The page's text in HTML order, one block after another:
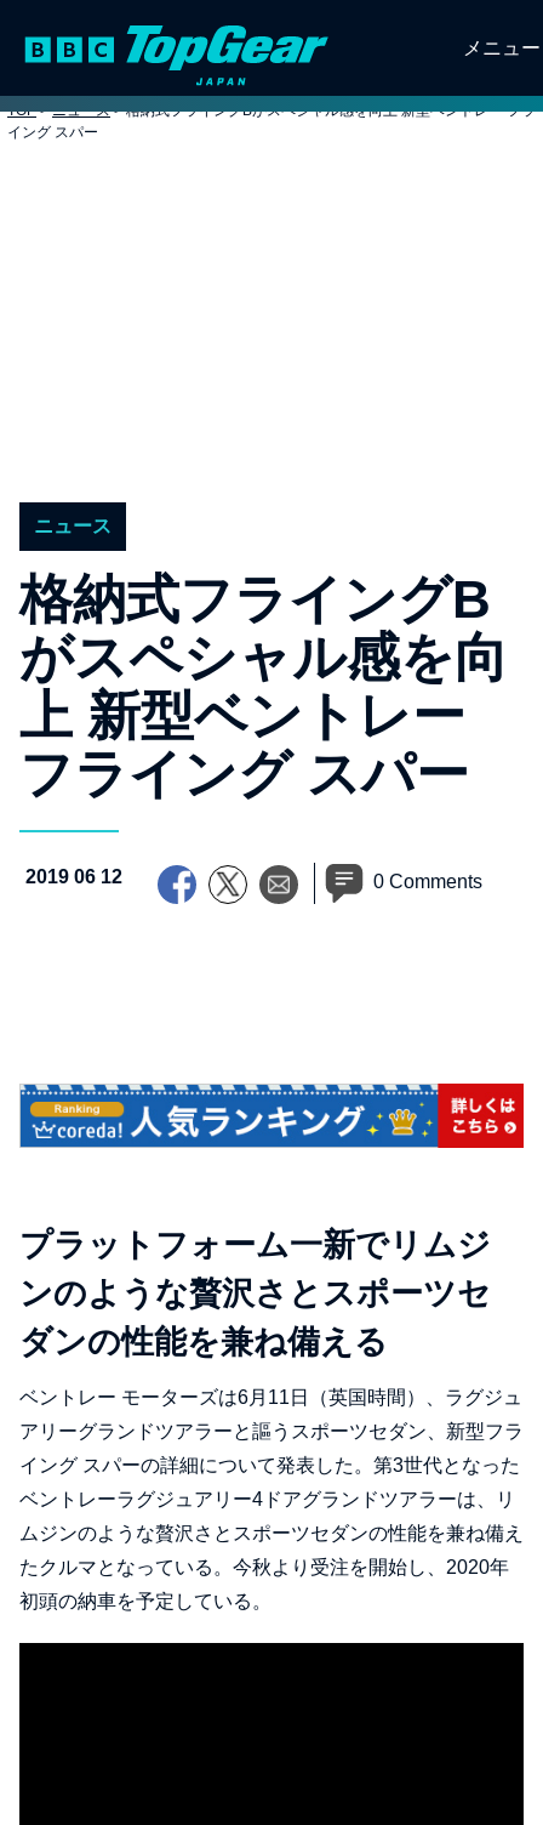
メニュー
TOP > ニュース > 格納式フライングBがスペシャル感を向上 新型ベントレー フラ
イング スパー
ニュース
格納式フライングB
がスペシャル感を向
上 新型ベントレー
フライング スパー
2019 06 12 0 Comments
プラットフォーム一新でリムジ
ンのような贅沢さとスポーツセ
ダンの性能を兼ね備える
ベントレー モーターズは6月11日（英国時間）、ラグジュ
アリーグランドツアラーと謳うスポーツセダン、新型フラ
イング スパーの詳細について発表した。第3世代となった
ベントレーラグジュアリー4ドアグランドツアラーは、リ
ムジンのような贅沢さとスポーツセダンの性能を兼ね備え
たクルマとなっている。今秋より受注を開始し、2020年
初頭の納車を予定している。